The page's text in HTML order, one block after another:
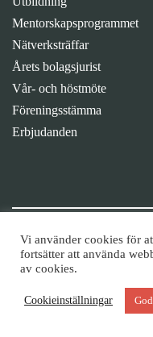
Mentorskapsprogrammet
Nätverksträffar
Årets bolagsjurist
Vår- och höstmöte
Föreningsstämma
Erbjudanden
Fortsätt
Vi använder cookies för
fortsätter att använda
av cookies.
Cookieinställningar